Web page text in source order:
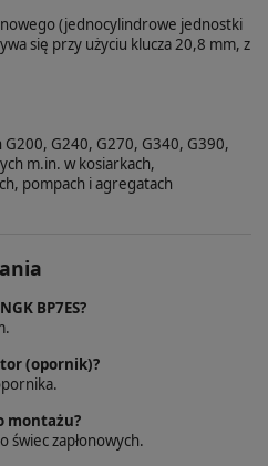
(jednocylindrowe jednostki
się przy użyciu klucza 20,8 mm, z
G240, G270, G340, G390,
m.in. w kosiarkach,
pompach i agregatach
BP7ES?
(opornik)?
montażu?
świec zapłonowych.